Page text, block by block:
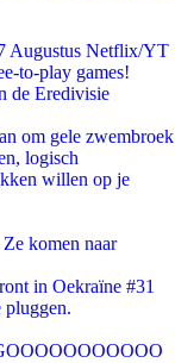
Augustus Netflix/YT
to-play games!
de Eredivisie
om gele zwembroek
logisch
willen op je
komen naar
in Oekraïne #31
pluggen.